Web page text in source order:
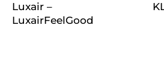
Luxair –
LuxairFeelGood